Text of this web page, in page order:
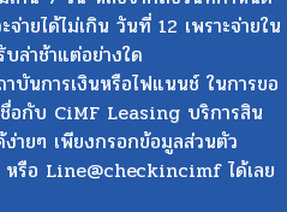
ายได้ไม่เกิน วันที่ 12 เพราะจ่ายใน
บล่าช้าแต่อย่างใด
นการเงินหรือไฟแนนช์ ในการขอ
อกับ CiMF Leasing บริการสิน
ายๆ เพียงกรอกข้อมูลส่วนตัว
หรือ Line@checkincimf ได้เลย